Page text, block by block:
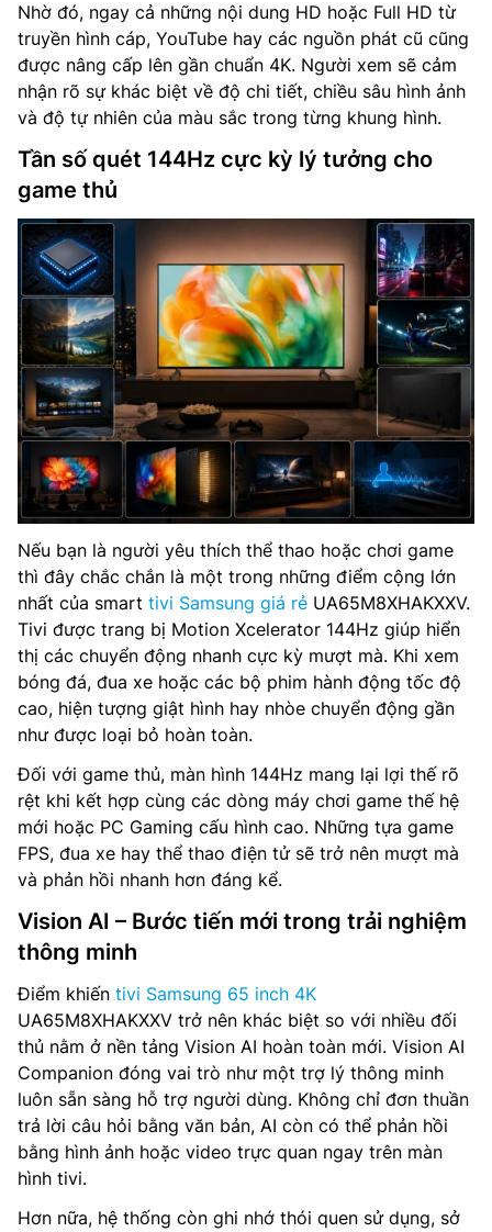
Nhờ đó, ngay cả những nội dung HD hoặc Full HD từ
truyền hình cáp, YouTube hay các nguồn phát cũ cũng
được nâng cấp lên gần chuẩn 4K. Người xem sẽ cảm
nhận rõ sự khác biệt về độ chi tiết, chiều sâu hình ảnh
và độ tự nhiên của màu sắc trong từng khung hình.
Tần số quét 144Hz cực kỳ lý tưởng cho
game thủ
Nếu bạn là người yêu thích thể thao hoặc chơi game
thì đây chắc chắn là một trong những điểm cộng lớn
nhất của smart tivi Samsung giá rẻ UA65M8XHAKXXV.
Tivi được trang bị Motion Xcelerator 144Hz giúp hiển
thị các chuyển động nhanh cực kỳ mượt mà. Khi xem
bóng đá, đua xe hoặc các bộ phim hành động tốc độ
cao, hiện tượng giật hình hay nhòe chuyển động gần
như được loại bỏ hoàn toàn.
Đối với game thủ, màn hình 144Hz mang lại lợi thế rõ
rệt khi kết hợp cùng các dòng máy chơi game thế hệ
mới hoặc PC Gaming cấu hình cao. Những tựa game
FPS, đua xe hay thể thao điện tử sẽ trở nên mượt mà
và phản hồi nhanh hơn đáng kể.
Vision AI – Bước tiến mới trong trải nghiệm
thông minh
Điểm khiến tivi Samsung 65 inch 4K
UA65M8XHAKXXV trở nên khác biệt so với nhiều đối
thủ nằm ở nền tảng Vision AI hoàn toàn mới. Vision AI
Companion đóng vai trò như một trợ lý thông minh
luôn sẵn sàng hỗ trợ người dùng. Không chỉ đơn thuần
trả lời câu hỏi bằng văn bản, AI còn có thể phản hồi
bằng hình ảnh hoặc video trực quan ngay trên màn
hình tivi.
Hơn nữa, hệ thống còn ghi nhớ thói quen sử dụng, sở